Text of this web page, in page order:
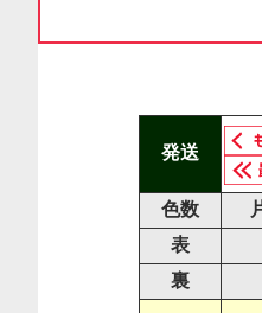
発送
色数
表
裏